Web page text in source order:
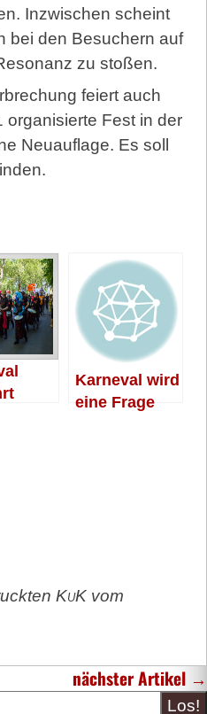
Inzwischen scheint
bei den Besuchern auf
zu stoßen.
feiert auch
organisierte Fest in der
Neuauflage. Es soll
Karneval wird
eine Frage
KuKvom
nächster Artikel →